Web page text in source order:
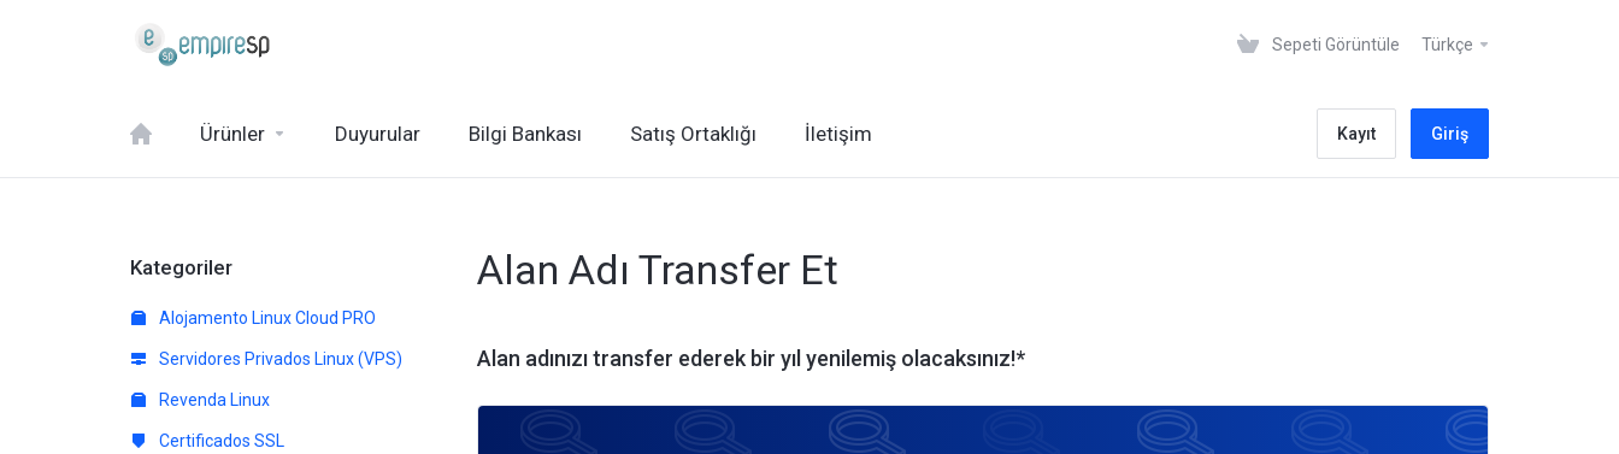
Sepeti Görüntüle Türkçe
Ürünler Duyurular Bilgi Bankası Satış Ortaklığı İletişim Kayıt Giriş
Alan Adı Transfer Et
Kategoriler
Alojamento Linux Cloud PRO
Servidores Privados Linux (VPS)
Revenda Linux
Certificados SSL
Alan adınızı transfer ederek bir yıl yenilemiş olacaksınız!*